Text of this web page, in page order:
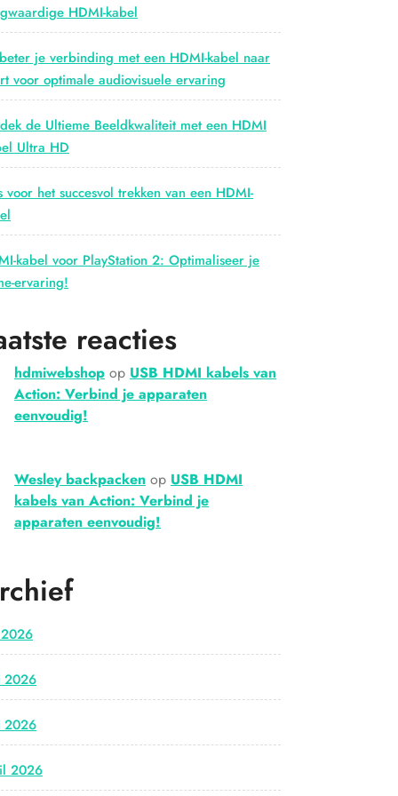
HDMI-kabel
je verbinding met een HDMI-kabel naar
voor optimale audiovisuele ervaring
de Ultieme Beeldkwaliteit met een HDMI
Ultra HD
voor het succesvol trekken van een HDMI-
kabel voor PlayStation 2: Optimaliseer je
ervaring!
reacties
hdmiwebshop op USB HDMI kabels van
Action: Verbind je apparaten
eenvoudig!
Wesley backpacken op USB HDMI
kabels van Action: Verbind je
apparaten eenvoudig!
2026
2026
2026